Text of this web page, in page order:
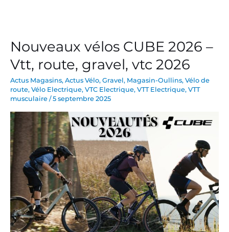
Nouveaux vélos CUBE 2026 –
Vtt, route, gravel, vtc 2026
Actus Magasins, Actus Vélo, Gravel, Magasin-Oullins, Vélo de
route, Vélo Electrique, VTC Electrique, VTT Electrique, VTT
musculaire /5 septembre 2025
Nouveaux
CUBE
2026
–
Vtt,
route,
gravel,
vtc
2026